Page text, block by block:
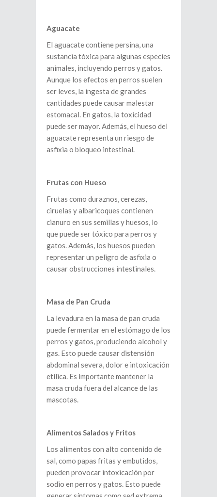
Aguacate
El aguacate contiene persina, una
sustancia tóxica para algunas especies
animales, incluyendo perros y gatos.
Aunque los efectos en perros suelen
ser leves, la ingesta de grandes
cantidades puede causar malestar
estomacal. En gatos, la toxicidad
puede ser mayor. Además, el hueso del
aguacate representa un riesgo de
asfixia o bloqueo intestinal.
Frutas con Hueso
Frutas como duraznos, cerezas,
ciruelas y albaricoques contienen
cianuro en sus semillas y huesos, lo
que puede ser tóxico para perros y
gatos. Además, los huesos pueden
representar un peligro de asfixia o
causar obstrucciones intestinales.
Masa de Pan Cruda
La levadura en la masa de pan cruda
puede fermentar en el estómago de los
perros y gatos, produciendo alcohol y
gas. Esto puede causar distensión
abdominal severa, dolor e intoxicación
etílica. Es importante mantener la
masa cruda fuera del alcance de las
mascotas.
Alimentos Salados y Fritos
Los alimentos con alto contenido de
sal, como papas fritas y embutidos,
pueden provocar intoxicación por
sodio en perros y gatos. Esto puede